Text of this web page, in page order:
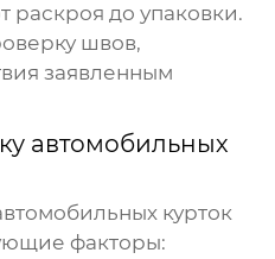
раскроя до упаковки.
швов,
заявленным
автомобильных
курток
факторы: